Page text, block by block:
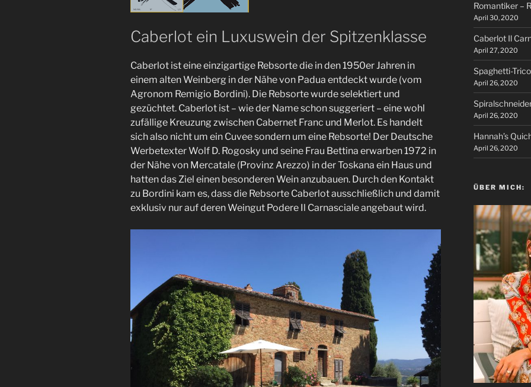
Caberlot ein Luxuswein der Spitzenklasse
Caberlot ist eine einzigartige Rebsorte die in den 1950er Jahren in
einem alten Weinberg in der Nähe von Padua entdeckt wurde (vom
Agronom Remigio Bordini). Die Rebsorte wurde selektiert und
gezüchtet. Caberlot ist – wie der Name schon suggeriert – eine wohl
zufällige Kreuzung zwischen Cabernet Franc und Merlot. Es handelt
sich also nicht um ein Cuvee sondern um eine Rebsorte! Der Deutsche
Werbetexter Wolf D. Rogosky und seine Frau Bettina erwarben 1972 in
der Nähe von Mercatale (Provinz Arezzo) in der Toskana ein Haus und
hatten das Ziel einen besonderen Wein anzubauen. Durch den Kontakt
zu Bordini kam es, dass die Rebsorte Caberlot ausschließlich und damit
exklusiv nur auf deren Weingut Podere Il Carnasciale angebaut wird.
Romantiker –
April 30, 2020
Caberlot Il
April 27, 2020
Spaghetti-
April 26, 2020
April 26, 2020
Hannah’s
April 26, 2020
ÜBER MICH: